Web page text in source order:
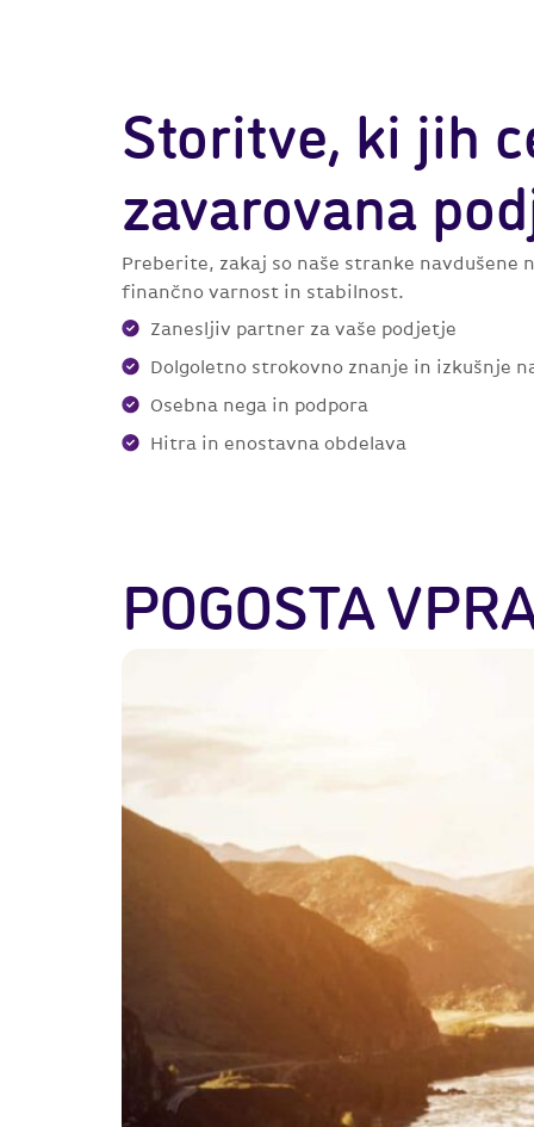
Storitve, ki jih
zavarovana
Preberite, zakaj so naše stranke
finančno varnost in stabilnost.
Zanesljiv partner za vaše podjetje
Dolgoletno strokovno znanje in izkušnje
Osebna nega in podpora
Hitra in enostavna obdelava
POGOSTA